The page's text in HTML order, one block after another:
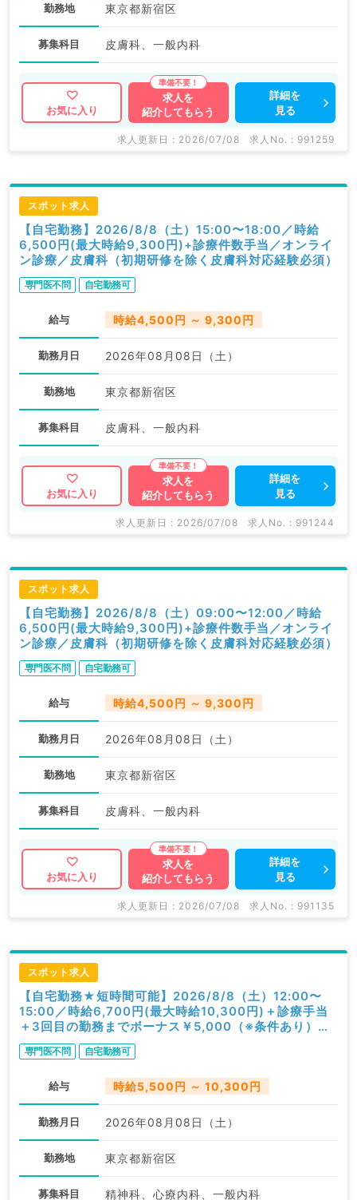
勤務地 東京都新宿区
募集科目 皮膚科、一般内科
お気に入り
求人を
紹介してもらう
詳細を
見る
求人更新日 : 2026/07/08 求人No. : 991259
スポット求人
【自宅勤務】2026/8/8（土）15:00〜18:00／時給
6,500円(最大時給9,300円)+診療件数手当／オンライ
ン診療／皮膚科（初期研修を除く皮膚科対応経験必須）
専門医不問 自宅勤務可
給与 時給4,500円 ～ 9,300円
勤務月日 2026年08月08日（土）
勤務地 東京都新宿区
募集科目 皮膚科、一般内科
お気に入り
求人を
紹介してもらう
詳細を
見る
求人更新日 : 2026/07/08 求人No. : 991244
スポット求人
【自宅勤務】2026/8/8（土）09:00〜12:00／時給
6,500円(最大時給9,300円)+診療件数手当／オンライ
ン診療／皮膚科（初期研修を除く皮膚科対応経験必須）
専門医不問 自宅勤務可
給与 時給4,500円 ～ 9,300円
勤務月日 2026年08月08日（土）
勤務地 東京都新宿区
募集科目 皮膚科、一般内科
お気に入り
求人を
紹介してもらう
詳細を
見る
求人更新日 : 2026/07/08 求人No. : 991135
スポット求人
【自宅勤務★短時間可能】2026/8/8（土）12:00〜
15:00／時給6,700円(最大時給10,300円)＋診療手当
＋3回目の勤務までボーナス￥5,000（※条件あり）／
オンライン診療／精神科・心療内科（初期研修を除く精
神科経験必須／スポット可）
専門医不問 自宅勤務可
給与 時給5,500円 ～ 10,300円
勤務月日 2026年08月08日（土）
勤務地 東京都新宿区
募集科目 精神科、心療内科、一般内科